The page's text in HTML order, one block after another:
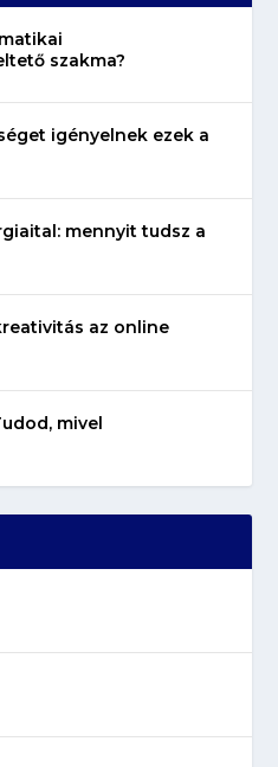
szakma?
igényelnek ezek a
mennyit tudsz a
az online
mivel